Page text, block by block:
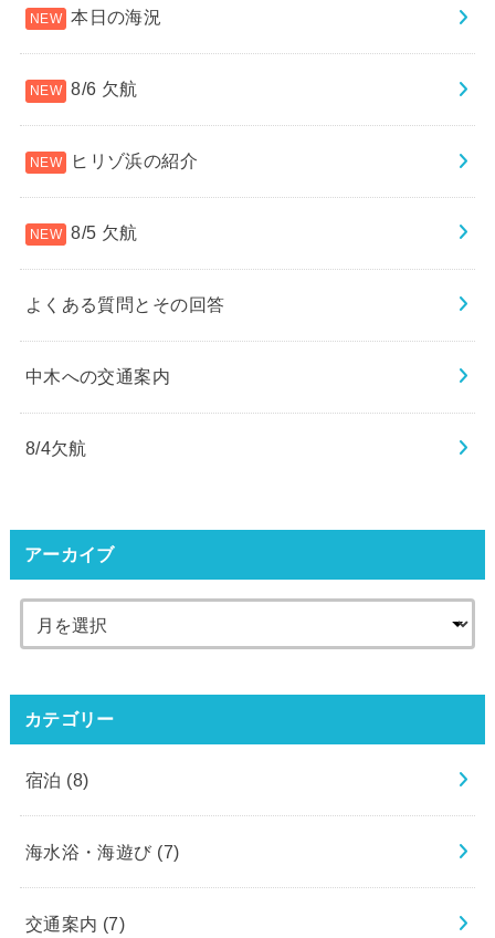
本日の海況
8/6 欠航
ヒリゾ浜の紹介
8/5 欠航
よくある質問とその回答
中木への交通案内
8/4欠航
アーカイブ
カテゴリー
宿泊 (8)
海水浴・海遊び (7)
交通案内 (7)